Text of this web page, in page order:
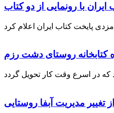
با رونمایی از دو کتاب
کتابخانه روستای دشت رزم
تغییر مدیریت آبفا روستایی